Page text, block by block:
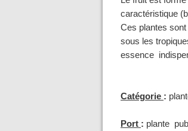
caractéristique
Ces plantes
sous les
essence
Catégorie :
Port : plante